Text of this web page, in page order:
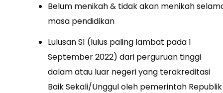
Belum menikah & tidak akan menikah
masa pendidikan
Lulusan S1 (lulus paling lambat pada 1
September 2022) dari perguruan tinggi
dalam atau luar negeri yang terakreditasi
Baik Sekali/Unggul oleh pemerintah Republik